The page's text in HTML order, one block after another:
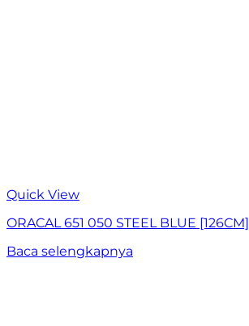
Quick View
ORACAL 651 050 STEEL BLUE [126CM]
Baca selengkapnya